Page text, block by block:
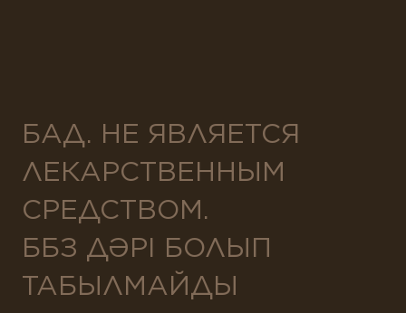
БАД. НЕ ЯВЛЯЕТСЯ
ЛЕКАРСТВЕННЫМ
СРЕДСТВОМ.
ББЗ ДӘРІ БОЛЫП
ТАБЫЛМАЙДЫ